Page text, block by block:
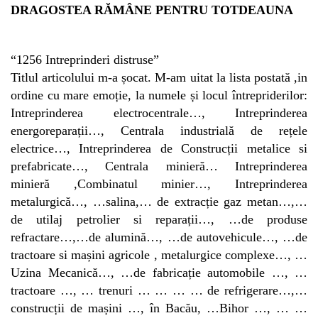
DRAGOSTEA RĂMÂNE PENTRU TOTDEAUNA
“1256 Intreprinderi distruse”
Titlul articolului m-a șocat. M-am uitat la lista postată ,in
ordine cu mare emoție, la numele și locul întrepriderilor:
Intreprinderea electrocentrale…, Intreprinderea
energoreparații…, Centrala industrială de rețele
electrice…, Intreprinderea de Construcții metalice si
prefabricate…, Centrala minieră… Intreprinderea
minieră ,Combinatul minier…, Intreprinderea
metalurgică…, …salina,… de extracție gaz metan…,…
de utilaj petrolier si reparații…, …de produse
refractare…,…de alumină…, …de autovehicule…, …de
tractoare si mașini agricole , metalurgice complexe…, …
Uzina Mecanică…, …de fabricație automobile …, …
tractoare …, … trenuri … … … … de refrigerare…,…
construcții de mașini …, în Bacău, …Bihor …, … …